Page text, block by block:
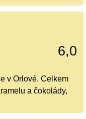
6,0
v Orlové. Celkem
a čokolády,